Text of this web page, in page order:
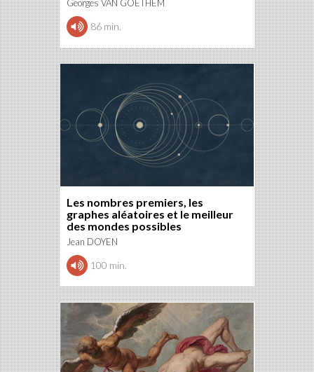
Georges VAN GOETHEM
86 min.
Les nombres premiers, les
graphes aléatoires et le meilleur
des mondes possibles
Jean DOYEN
100 min.